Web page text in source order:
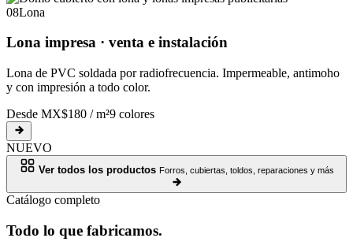
08Lona
Lona impresa · venta e instalación
Lona de PVC soldada por radiofrecuencia. Impermeable, antimoho
y con impresión a todo color.
Desde MX$180 / m²9 colores
NUEVO
Ver todos los productos Forros, cubiertas, toldos, reparaciones y más
Catálogo completo
Todo lo que fabricamos.